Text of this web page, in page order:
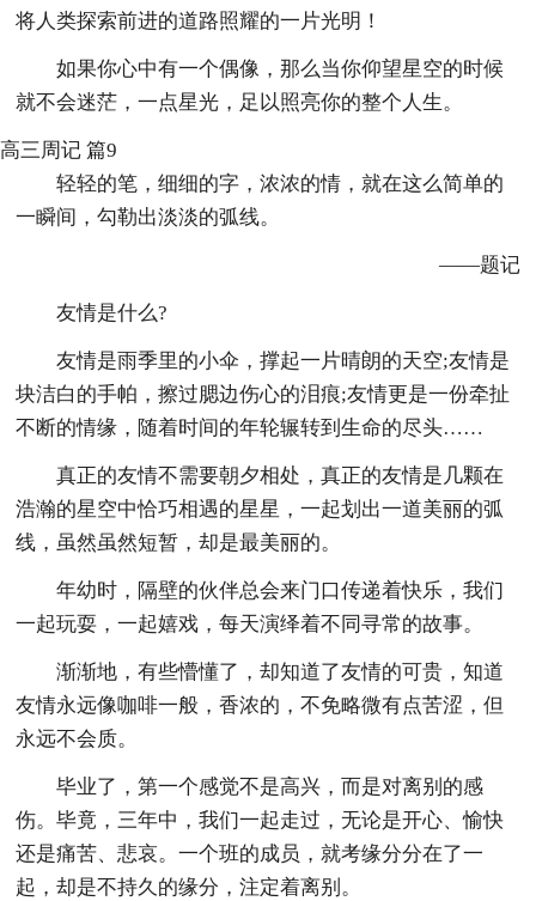
将人类探索前进的道路照耀的一片光明！
如果你心中有一个偶像，那么当你仰望星空的时候
就不会迷茫，一点星光，足以照亮你的整个人生。
高三周记 篇9
轻轻的笔，细细的字，浓浓的情，就在这么简单的
一瞬间，勾勒出淡淡的弧线。
——题记
友情是什么?
友情是雨季里的小伞，撑起一片晴朗的天空;友情是
块洁白的手帕，擦过腮边伤心的泪痕;友情更是一份牵扯
不断的情缘，随着时间的年轮辗转到生命的尽头……
真正的友情不需要朝夕相处，真正的友情是几颗在
浩瀚的星空中恰巧相遇的星星，一起划出一道美丽的弧
线，虽然虽然短暂，却是最美丽的。
年幼时，隔壁的伙伴总会来门口传递着快乐，我们
一起玩耍，一起嬉戏，每天演绎着不同寻常的故事。
渐渐地，有些懵懂了，却知道了友情的可贵，知道
友情永远像咖啡一般，香浓的，不免略微有点苦涩，但
永远不会质。
毕业了，第一个感觉不是高兴，而是对离别的感
伤。毕竟，三年中，我们一起走过，无论是开心、愉快
还是痛苦、悲哀。一个班的成员，就考缘分分在了一
起，却是不持久的缘分，注定着离别。